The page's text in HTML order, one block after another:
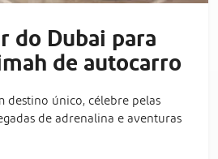
do Dubai para
de autocarro
destino único, célebre pelas
de adrenalina e aventuras